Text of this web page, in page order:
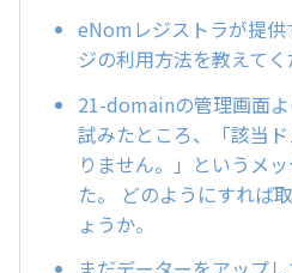
eNomレジストラが提供
ジの利用方法を教えてく
21-domainの管理画面
試みたところ、「該当
りません。」というメ
た。 どのようにすれば
ょうか。